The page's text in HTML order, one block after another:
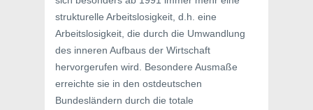
strukturelle Arbeitslosigkeit, d.h. eine
Arbeitslosigkeit, die durch die Umwandlung
des inneren Aufbaus der Wirtschaft
hervorgerufen wird. Besondere Ausmaße
erreichte sie in den ostdeutschen
Bundesländern durch die totale